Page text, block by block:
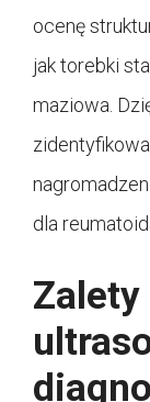
ocenę
jak torebki
maziowa.
dla
Zalety